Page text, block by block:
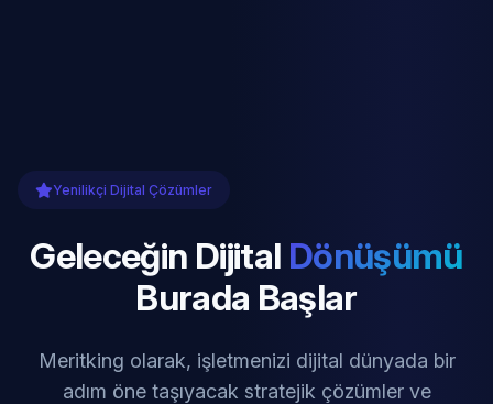
Yenilikçi Dijital Çözümler
Geleceğin Dijital Dönüşümü
Burada Başlar
Meritking olarak, işletmenizi dijital dünyada bir
adım öne taşıyacak stratejik çözümler ve